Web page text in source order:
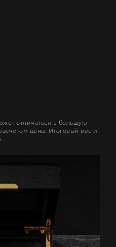
отличаться в большую
цены. Итоговый вес и